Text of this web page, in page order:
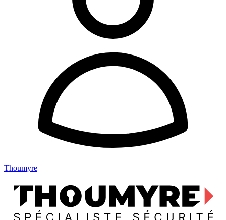
Thoumyre